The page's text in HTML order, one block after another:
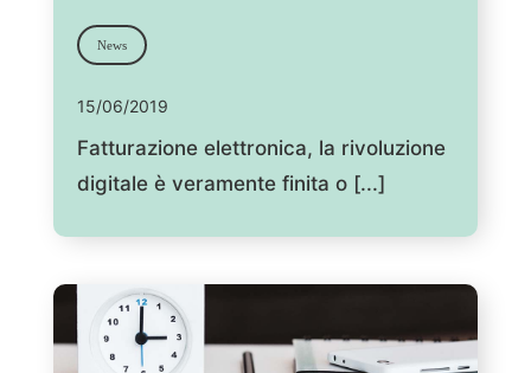
News
15/06/2019
Fatturazione elettronica, la rivoluzione
digitale è veramente finita o [...]